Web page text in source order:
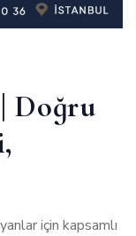
Doğru
için kapsamlı